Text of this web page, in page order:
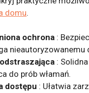
domu.
ochrona :
nieautoryzowanemu
:
do prób włamań.
dostępu : Ułatwia